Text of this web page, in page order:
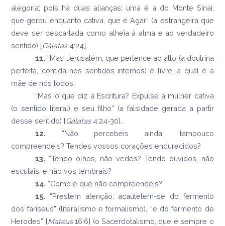
alegoria; pois há duas alianças: uma é a do Monte Sinai,
que gerou enquanto cativa, que é Agar” (a estrangeira que
deve ser descartada como alheia à alma e ao verdadeiro
sentido) [Gálatas 4:24].
11. “Mas Jerusalém, que pertence ao alto (a doutrina
perfeita, contida nos sentidos internos) é livre, a qual é a
mãe de nós todos.
“Mas o que diz a Escritura? Expulse a mulher cativa
(o sentido literal) e seu filho” (a falsidade gerada a partir
desse sentido) [Gálatas4:24-30].
12. “Não percebeis ainda, tampouco
compreendeis? Tendes vossos corações endurecidos?
13. “Tendo olhos, não vedes? Tendo ouvidos, não
escutais, e não vos lembrais?
14. “Como é que não compreendeis?”
15. “Prestem atenção; acautelem-se do fermento
dos fariseus” (literalismo e formalismo), “e do fermento de
Herodes” [Mateus16:6] (o Sacerdotalismo, que é sempre o